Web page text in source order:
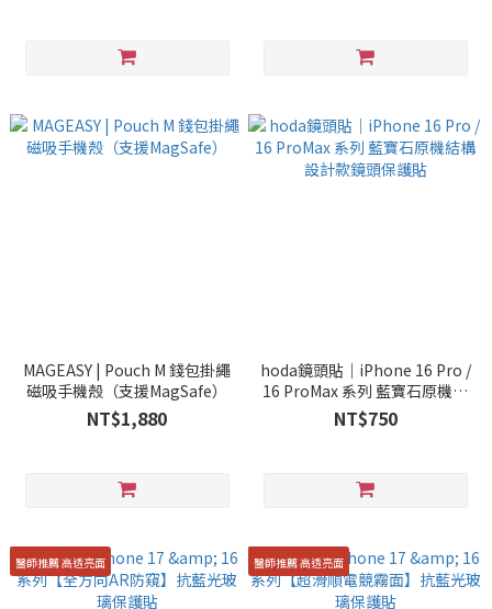
MAGEASY | Pouch M 錢包掛繩
磁吸手機殼（支援MagSafe）
NT$1,880
hoda鏡頭貼｜iPhone 16 Pro /
16 ProMax 系列 藍寶石原機結
構設計款鏡頭保護貼
NT$750
醫師推薦 高透亮面 醫師推薦 高透亮面